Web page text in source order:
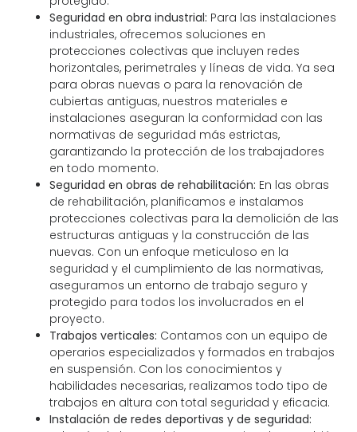
Seguridad en obra industrial: Para las instalaciones
industriales, ofrecemos soluciones en
protecciones colectivas que incluyen redes
horizontales, perimetrales y líneas de vida. Ya sea
para obras nuevas o para la renovación de
cubiertas antiguas, nuestros materiales e
instalaciones aseguran la conformidad con las
normativas de seguridad más estrictas,
garantizando la protección de los trabajadores
en todo momento.
Seguridad en obras de rehabilitación: En las obras
de rehabilitación, planificamos e instalamos
protecciones colectivas para la demolición de las
estructuras antiguas y la construcción de las
nuevas. Con un enfoque meticuloso en la
seguridad y el cumplimiento de las normativas,
aseguramos un entorno de trabajo seguro y
protegido para todos los involucrados en el
proyecto.
Trabajos verticales: Contamos con un equipo de
operarios especializados y formados en trabajos
en suspensión. Con los conocimientos y
habilidades necesarias, realizamos todo tipo de
trabajos en altura con total seguridad y eficacia.
Instalación de redes deportivas y de seguridad: